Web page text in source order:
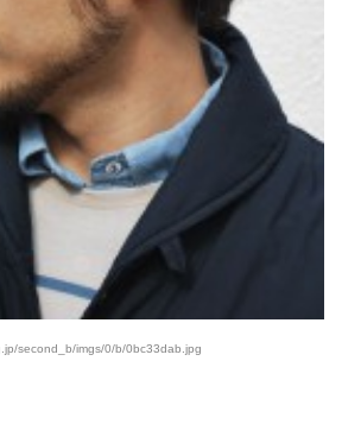
second_b/imgs/0/b/0bc33dab.jpg